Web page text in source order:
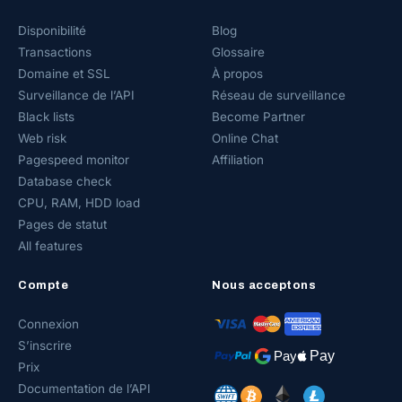
Disponibilité
Transactions
Domaine et SSL
Surveillance de l’API
Black lists
Web risk
Pagespeed monitor
Database check
CPU, RAM, HDD load
Pages de statut
All features
Blog
Glossaire
À propos
Réseau de surveillance
Become Partner
Online Chat
Affiliation
Compte
Connexion
S’inscrire
Prix
Documentation de l’API
Nous acceptons